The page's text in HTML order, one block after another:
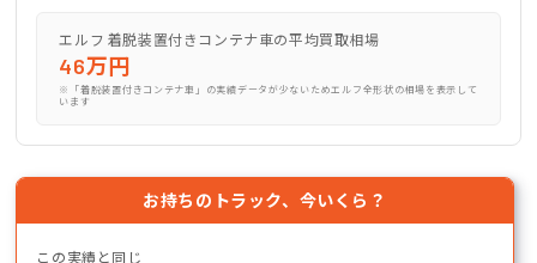
エルフ 着脱装置付きコンテナ車の平均買取相場
46万円
※「着脱装置付きコンテナ車」の実績データが少ないためエルフ全形状の相場を表示して
います
お持ちのトラック、今いくら？
この実績と同じ